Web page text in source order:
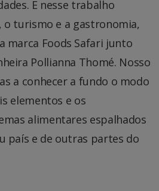
E nesse trabalho
o turismo e a gastronomia,
marca Foods Safari junto
Pollianna Thomé. Nosso
a conhecer a fundo o modo
elementos e os
alimentares espalhados
país e de outras partes do